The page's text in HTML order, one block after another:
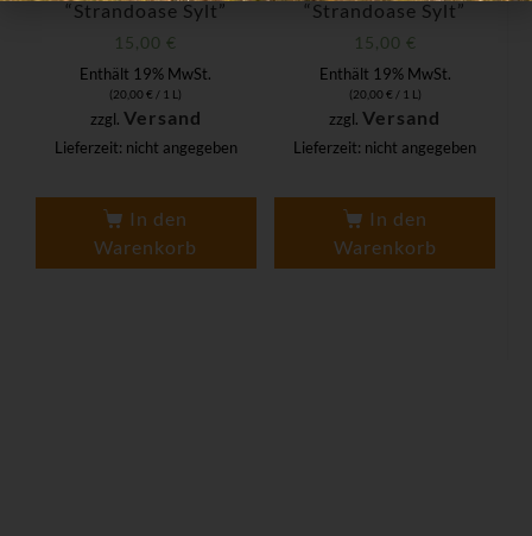
“Strandoase Sylt”
15,00 €
Enthält 19% MwSt.
(20,00€ / 1 L)
zzgl. Versand
Lieferzeit: nicht angegeben
In den
Warenkorb
“Strandoase Sylt”
15,00 €
Enthält 19% MwSt.
(20,00€ / 1 L)
zzgl.Versand
Lieferzeit: nicht angegeben
In den
Warenkorb